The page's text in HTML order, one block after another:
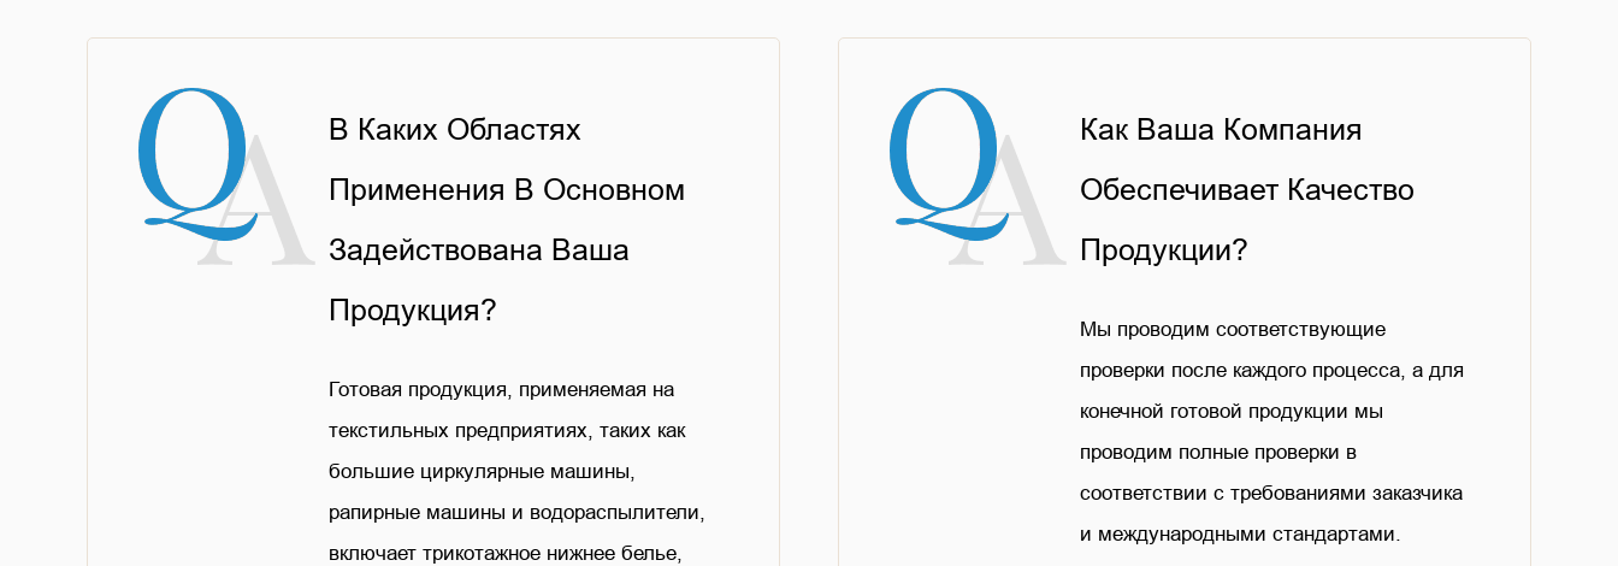
В Каких Областях
Применения В Основном
Задействована Ваша
Продукция?
Готовая продукция, применяемая на
текстильных предприятиях, таких как
большие циркулярные машины,
рапирные машины и водораспылители,
включает трикотажное нижнее белье,
Как Ваша Компания
Обеспечивает Качество
Продукции?
Мы проводим соответствующие
проверки после каждого процесса, а для
конечной готовой продукции мы
проводим полные проверки в
соответствии с требованиями заказчика
и международными стандартами.